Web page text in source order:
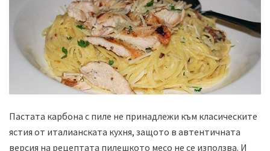
Пастата карбона с пиле не принадлежи към класическите
ястия от италианската кухня, защото в автентичната
версия на рецептата пилешкото месо не се използва. И